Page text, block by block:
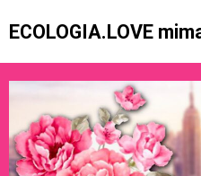
ECOLOGIA.LOVE